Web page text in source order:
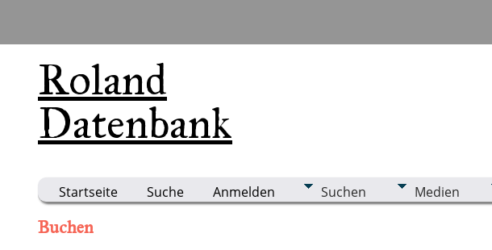
Roland
Datenbank
Startseite Suche Anmelden Suchen Medien
Buchen